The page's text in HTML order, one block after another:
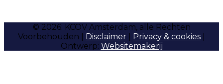
© 2026: KCOV Amsterdam, alle Rechten
Voorbehouden |
Disclaimer Privacy & cookies
Ontwerp: Websitemakerij